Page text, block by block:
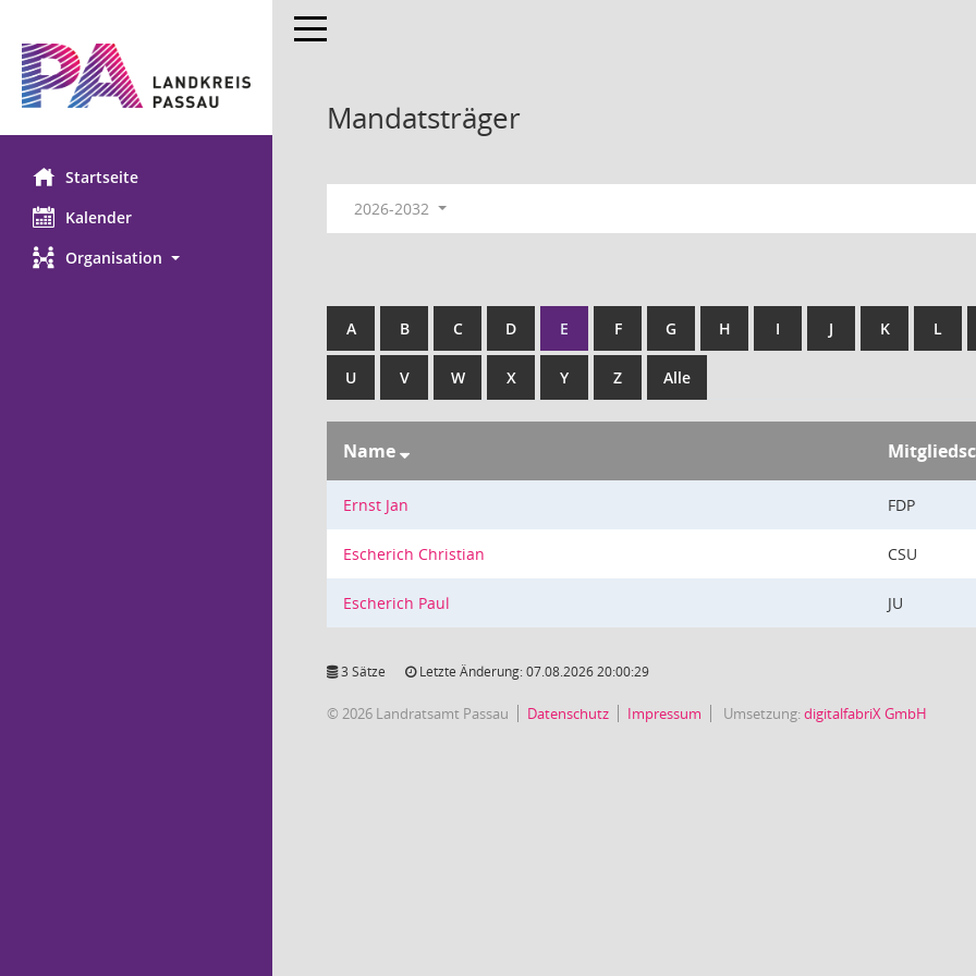
Startseite
Kalender
Organisation
Toggle navigation
Mandatsträger
2026-2032
A B C D E F G H I J K L
U V W X Y Z Alle
Name
Ernst Jan FDP
Escherich Christian CSU
Escherich Paul JU
3 Sätze Letzte Änderung: 07.08.2026 20:00:29
© 2026 Landratsamt Passau Datenschutz Impressum Umsetzung:digitalfabriX GmbH